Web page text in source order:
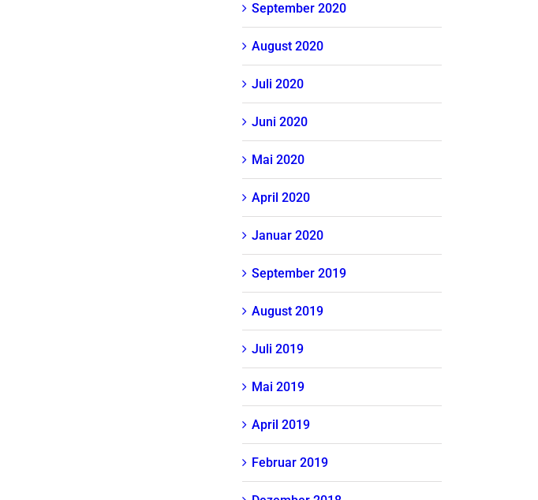
September 2020
August 2020
Juli 2020
Juni 2020
Mai 2020
April 2020
Januar 2020
September 2019
August 2019
Juli 2019
Mai 2019
April 2019
Februar 2019